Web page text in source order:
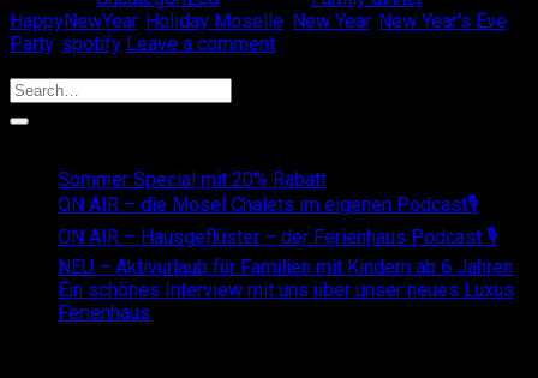
HappyNewYear, Holiday Moselle New Year, New Year's Eve
Party, spotify Leave a comment
Sommer Special mit 20% Rabatt
ON AIR – die Mosel Chalets im eigenen Podcast🎙
ON AIR – Hausgeflüster – der Ferienhaus Podcast 🎙
NEU – Aktivurlaub für Familien mit Kindern ab 6 Jahren
Ein schönes Interview mit uns über unser neues Luxus
Ferienhaus